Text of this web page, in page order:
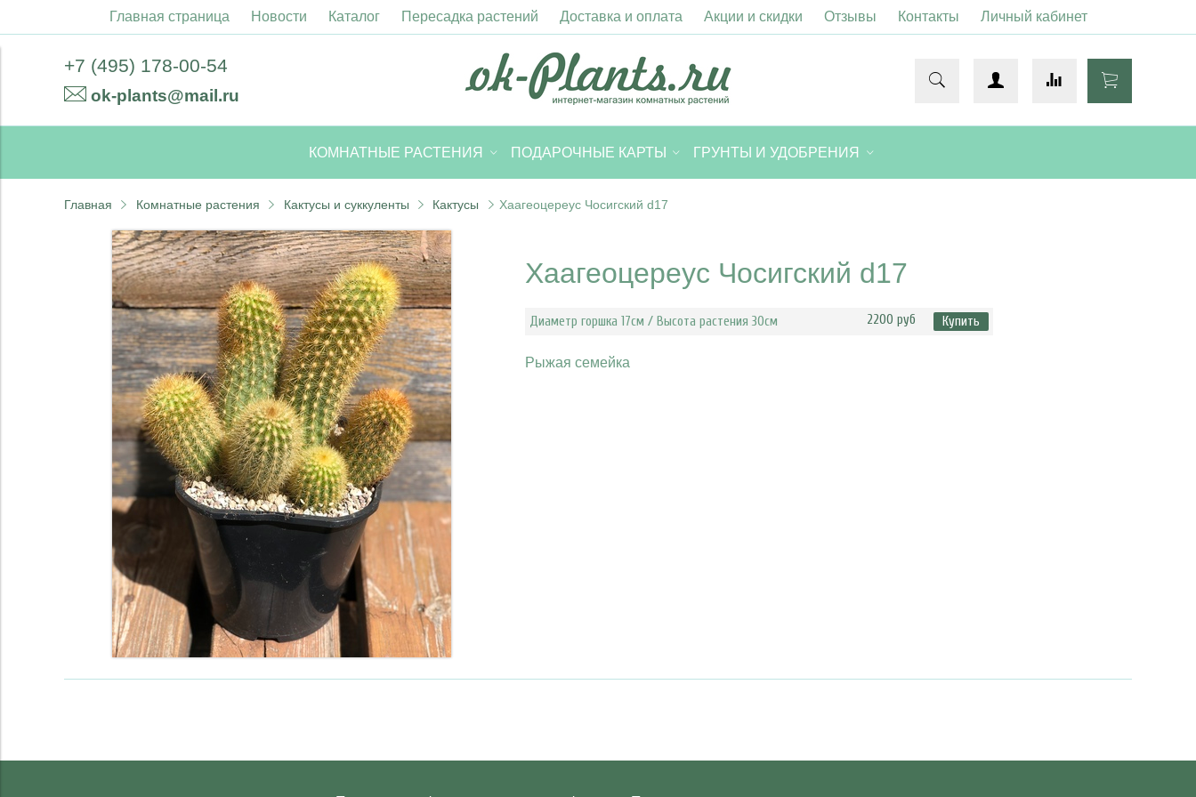
Главная страница Новости Каталог Пересадка растений Доставка и оплата Акции и скидки Отзывы Контакты Личный кабинет
+7 (495) 178-00-54
ok-plants@mail.ru
КОМНАТНЫЕ РАСТЕНИЯ ПОДАРОЧНЫЕ КАРТЫ ГРУНТЫ И УДОБРЕНИЯ
Главная Комнатные растения Кактусы и суккуленты Кактусы Хаагеоцереус Чосигский d17
Хаагеоцереус Чосигский d17
Диаметр горшка 17см / Высота растения 30см 2200 руб Купить
Рыжая семейка